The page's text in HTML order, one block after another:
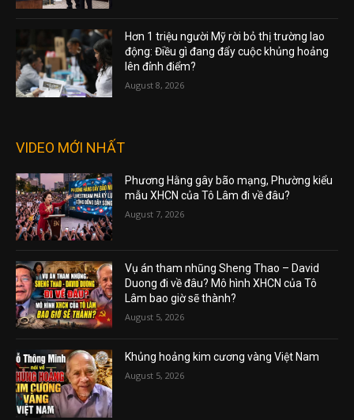
Hơn 1 triệu người Mỹ rời bỏ thị trường lao
động: Điều gì đang đẩy cuộc khủng hoảng
lên đỉnh điểm?
August 8, 2026
VIDEO MỚI NHẤT
Phương Hằng gây bão mạng, Phường kiểu
mẫu XHCN của Tô Lâm đi về đâu?
August 7, 2026
Vụ án tham nhũng Sheng Thao – David
Duong đi về đâu? Mô hình XHCN của Tô
Lâm bao giờ sẽ thành?
August 5, 2026
Khủng hoảng kim cương vàng Việt Nam
August 5, 2026